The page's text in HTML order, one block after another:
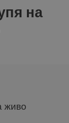
на
живо